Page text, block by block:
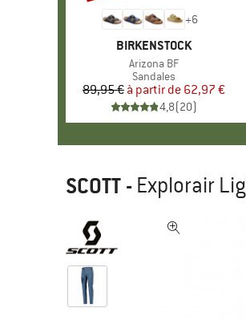
+6
MARQUE
BIRKENSTOCK
Article
Arizona BF
Product group
Sandales
Prix
89,95 € Prix réduit
à partir de 62,97 €
4,8(20)
SCOTT - Explorair